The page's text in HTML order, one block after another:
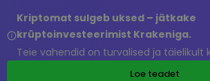
Kriptomat sulgeb uksed – jätkake
krüptoinvesteerimist Krakeniga.
Teie vahendid on turvalised ja täielikult
Loe teadet